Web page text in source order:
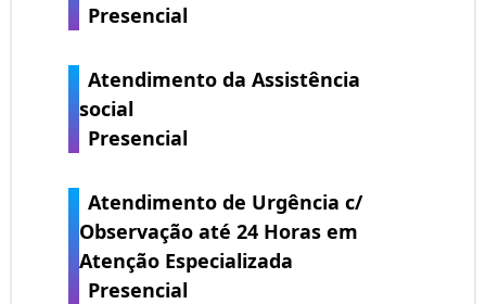
Presencial
Atendimento da Assistência
social
Presencial
Atendimento de Urgência c/
Observação até 24 Horas em
Atenção Especializada
Presencial